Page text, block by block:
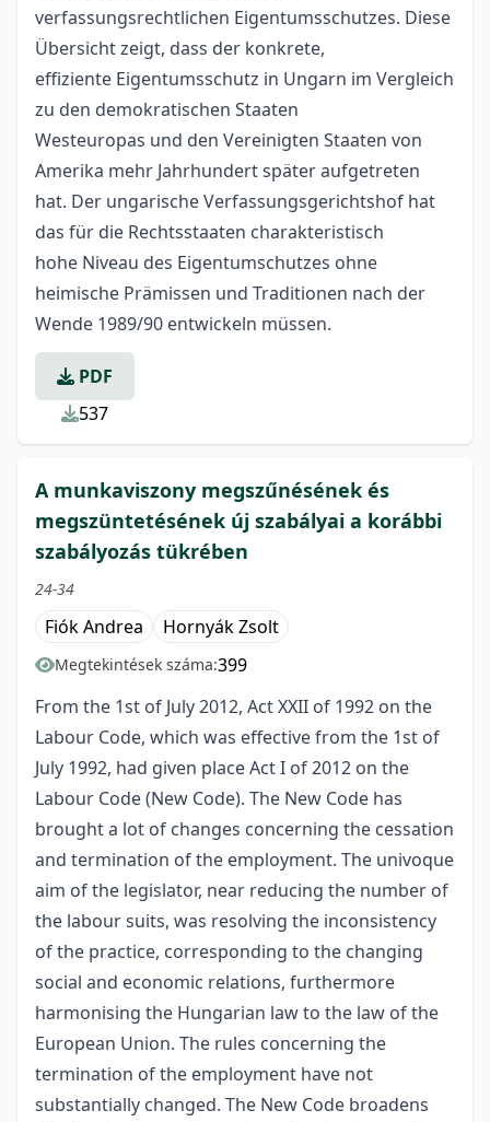
verfassungsrechtlichen Eigentumsschutzes. Diese
Übersicht zeigt, dass der konkrete,
effiziente Eigentumsschutz in Ungarn im Vergleich
zu den demokratischen Staaten
Westeuropas und den Vereinigten Staaten von
Amerika mehr Jahrhundert später aufgetreten
hat. Der ungarische Verfassungsgerichtshof hat
das für die Rechtsstaaten charakteristisch
hohe Niveau des Eigentumschutzes ohne
heimische Prämissen und Traditionen nach der
Wende 1989/90 entwickeln müssen.
PDF
537
A munkaviszony megszűnésének és
megszüntetésének új szabályai a korábbi
szabályozás tükrében
24-34
Fiók Andrea Hornyák Zsolt
Megtekintések száma:399
From the 1st of July 2012, Act XXII of 1992 on the
Labour Code, which was effective from the 1st of
July 1992, had given place Act I of 2012 on the
Labour Code (New Code). The New Code has
brought a lot of changes concerning the cessation
and termination of the employment. The univoque
aim of the legislator, near reducing the number of
the labour suits, was resolving the inconsistency
of the practice, corresponding to the changing
social and economic relations, furthermore
harmonising the Hungarian law to the law of the
European Union. The rules concerning the
termination of the employment have not
substantially changed. The New Code broadens